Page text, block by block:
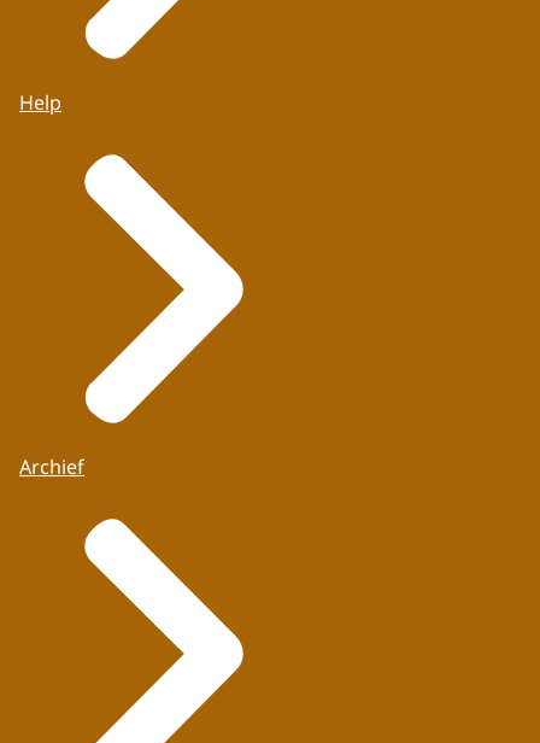
Help
Archief